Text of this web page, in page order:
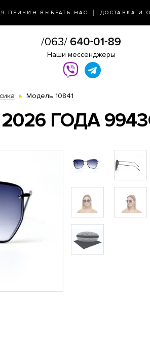
9 ПРИЧИН ВЫБРАТЬ НАС ДОСТАВКА И
Наши мессенджеры
Модель 10841
ГОДА